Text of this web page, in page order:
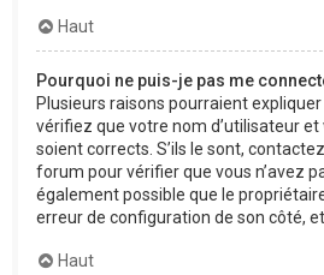
Haut
Pourquoi ne puis-je pas me
Plusieurs raisons pourraient
vérifiez que votre nom d’utilisateur
soient corrects. S’ils le sont,
forum pour vérifier que vous n’avez
également possible que le
erreur de configuration de son côté,
Haut